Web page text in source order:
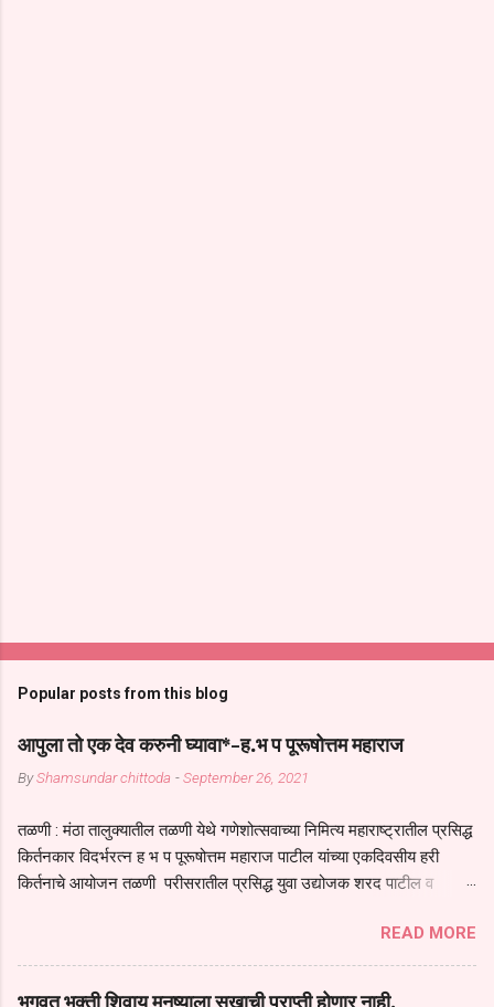
Popular posts from this blog
आपुला तो एक देव करुनी घ्यावा*-ह.भ प पूरूषोत्तम महाराज
ByShamsundar chittoda -September 26, 2021
तळणी : मंठा तालुक्यातील तळणी येथे गणेशोत्सवाच्या निमित्य महाराष्ट्रातील प्रसिद्ध
किर्तनकार विदर्भरत्न ह भ प पूरूषोत्तम महाराज पाटील यांच्या एकदिवसीय हरी
किर्तनाचे आयोजन तळणी परीसरातील प्रसिद्ध युवा उद्योजक शरद पाटील व
तुकाराम महाराज यांच्या *आपुला तो एक देव करुनी घ्यावा* *तेणे विन जिवा सुख
नोहे* *येरती माईक दुःखाची जनीती* *नाही आदी अंती अवसान* या अभंगावर
सुंदर निरूपण केले सध्य स्थितीचा काळ हा मानव जातीच्या परीक्षेचा काळ आहे
READ MORE
भगवत भक्ती शिवाय मनुष्याला सुखाची प्राप्ती होणार नाही,